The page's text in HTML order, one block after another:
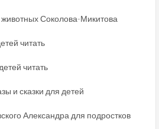
Соколова-Микитова
читать
читать
и сказки для детей
Александра для подростков